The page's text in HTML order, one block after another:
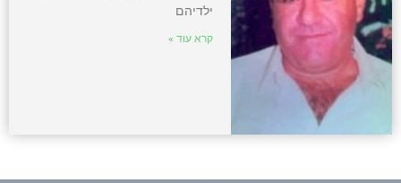
ילדיהם
קרא עוד »